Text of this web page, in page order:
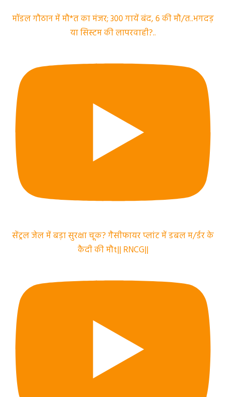
मॉडल गौठान में मौ*त का मंजर; 300 गायें बंद, 6 की मौ/त..भगदड़
या सिस्टम की लापरवाही?..
सेंट्रल जेल में बड़ा सुरक्षा चूक? गैसीफायर प्लांट में डबल म/र्डर के
कैदी की मौt|| RNCG||